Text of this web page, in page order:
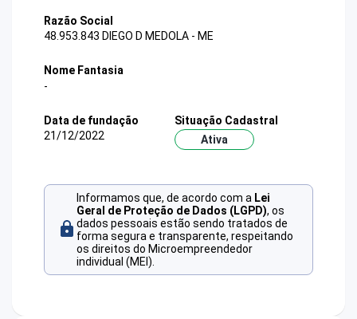
Razão Social
48.953.843 DIEGO D MEDOLA - ME
Nome Fantasia
-
Data de fundação
21/12/2022
Situação Cadastral
Ativa
Informamos que, de acordo com a Lei
Geral de Proteção de Dados (LGPD), os
dados pessoais estão sendo tratados de
forma segura e transparente, respeitando
os direitos do Microempreendedor
individual (MEI).